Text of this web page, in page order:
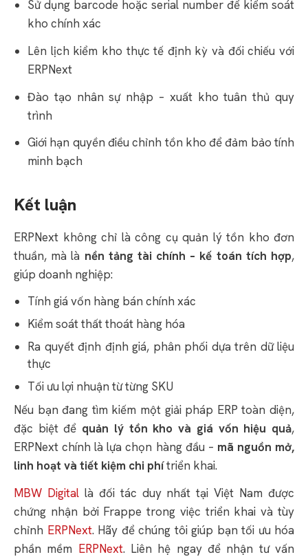
Sử dụng barcode hoặc serial number để kiểm soát
kho chính xác
Lên lịch kiểm kho thực tế định kỳ và đối chiếu với
ERPNext
Đào tạo nhân sự nhập – xuất kho tuân thủ quy
trình
Giới hạn quyền điều chỉnh tồn kho để đảm bảo tính
minh bạch
Kết luận
ERPNext không chỉ là công cụ quản lý tồn kho đơn
thuần, mà là nền tảng tài chính – kế toán tích hợp,
giúp doanh nghiệp:
Tính giá vốn hàng bán chính xác
Kiểm soát thất thoát hàng hóa
Ra quyết định định giá, phân phối dựa trên dữ liệu
thực
Tối ưu lợi nhuận từ từng SKU
Nếu bạn đang tìm kiếm một giải pháp ERP toàn diện,
đặc biệt để quản lý tồn kho và giá vốn hiệu quả,
ERPNext chính là lựa chọn hàng đầu – mã nguồn mở,
linh hoạt và tiết kiệm chi phítriển khai.
MBW Digitallà đối tác duy nhất tại Việt Nam được
chứng nhận bởi Frappe trong việc triển khai và tùy
chỉnh ERPNext. Hãy để chúng tôi giúp bạn tối ưu hóa
phần mềm ERPNext. Liên hệ ngay để nhận tư vấn